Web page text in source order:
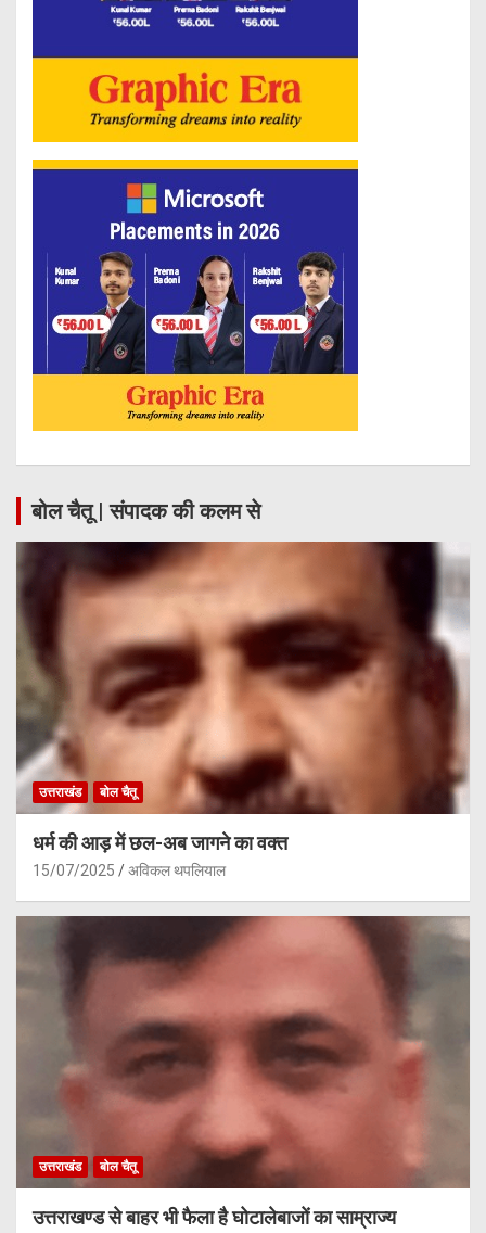
बोल चैतू | संपादक की कलम से
उत्तराखंड बोल चैतू
धर्म की आड़ में छल-अब जागने का वक्त
15/07/2025 अविकल थपलियाल
उत्तराखंड बोल चैतू
उत्तराखण्ड से बाहर भी फैला है घोटालेबाजों का साम्राज्य